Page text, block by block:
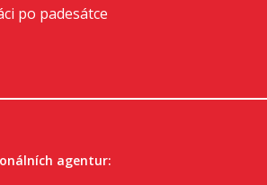
po padesátce
agentur: